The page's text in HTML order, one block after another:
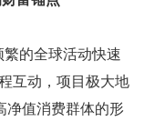
的全球活动快速
互动，项目极大地
净值消费群体的形